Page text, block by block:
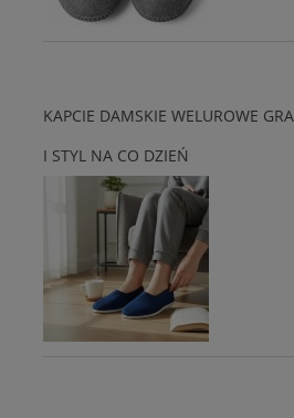
KAPCIE DAMSKIE WELUROWE
I STYL NA CO DZIEŃ